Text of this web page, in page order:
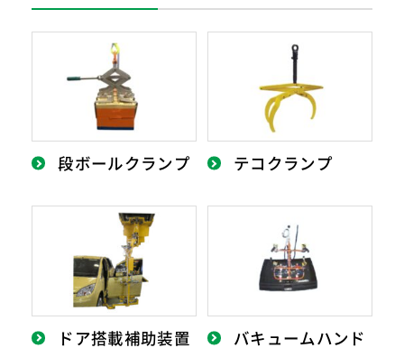
段ボールクランプ テコクランプ
ドア搭載補助装置 バキュームハンド